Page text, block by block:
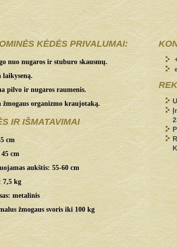
KĖDĖS PRIVALUMAI:
nuo nugaros ir stuburo skausmų.
laikyseną.
pilvo ir nugaros raumenis.
žmogaus organizmo kraujotaką.
IR IŠMATAVIMAI
cm
cm
aukštis: 55-60 cm
7,5 kg
metalinis
žmogaus svoris iki 100 kg